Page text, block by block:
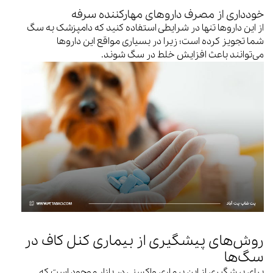
خودداری از مصرف داروهای مهارکننده سرفه
از این داروها تنها در شرایطی استفاده کنید که دامپزشک به سگ
شما تجویز کرده است؛ زیرا در بسیاری مواقع این داروها
می‌توانند باعث افزایش خلط در سگ شوند.
روش‌های پیشگیری از بیماری کنل کاف در
سگ‌ها